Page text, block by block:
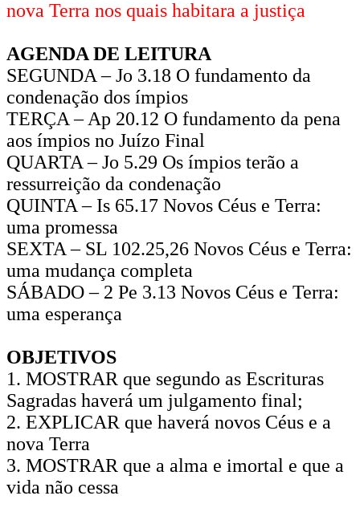
nova Terra nos quais habitara a justiça
AGENDA DE LEITURA
SEGUNDA – Jo 3.18 O fundamento da
condenação dos ímpios
TERÇA – Ap 20.12 O fundamento da pena
aos ímpios no Juízo Final
QUARTA – Jo 5.29 Os ímpios terão a
ressurreição da condenação
QUINTA – Is 65.17 Novos Céus e Terra:
uma promessa
SEXTA – SL 102.25,26 Novos Céus e Terra:
uma mudança completa
SÁBADO – 2 Pe 3.13 Novos Céus e Terra:
uma esperança
OBJETIVOS
1. MOSTRAR que segundo as Escrituras
Sagradas haverá um julgamento final;
2. EXPLICAR que haverá novos Céus e a
nova Terra
3. MOSTRAR que a alma e imortal e que a
vida não cessa